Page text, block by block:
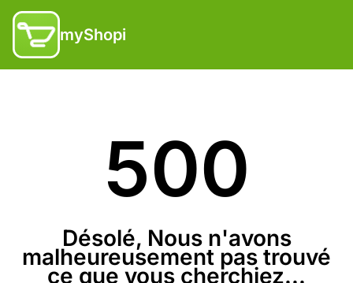
myShopi
500
Désolé, Nous n'avons
malheureusement pas trouvé
ce que vous cherchiez...